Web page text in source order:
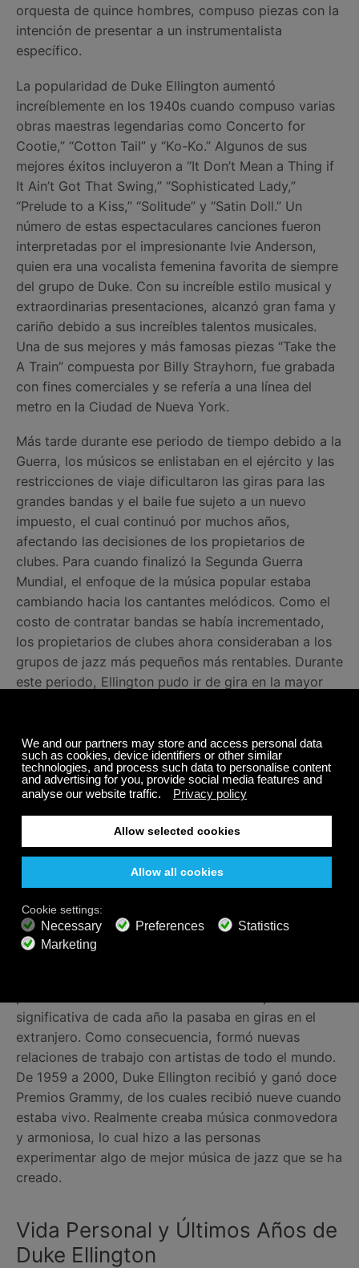
orquesta de quince hombres, compuso piezas con la
intención de presentar a un instrumentalista
específico.
La popularidad de Duke Ellington aumentó
increíblemente en los 1940s cuando compuso varias
obras maestras legendarias como Concerto for
Cootie,” “Cotton Tail” y “Ko-Ko.” Algunos de sus
mejores éxitos incluyeron a “It Don’t Mean a Thing if
It Ain’t Got That Swing,” “Sophisticated Lady,”
“Prelude to a Kiss,” “Solitude” y “Satin Doll.” Un
número de estas espectaculares canciones fueron
interpretadas por el impresionante Ivie Anderson,
quien era una vocalista femenina favorita de siempre
del grupo de Duke. Con su increíble estilo musical y
extraordinarias presentaciones, alcanzó gran fama y
cariño debido a sus increíbles talentos musicales.
Una de sus mejores y más famosas piezas “Take the
A Train” compuesta por Billy Strayhorn, fue grabada
con fines comerciales y se refería a una línea del
metro en la Ciudad de Nueva York.
Más tarde durante ese periodo de tiempo debido a la
Guerra, los músicos se enlistaban en el ejército y las
restricciones de viaje dificultaron las giras para las
grandes bandas y el baile fue sujeto a un nuevo
impuesto, el cual continuó por muchos años,
afectando las decisiones de los propietarios de
clubes. Para cuando finalizó la Segunda Guerra
Mundial, el enfoque de la música popular estaba
cambiando hacia los cantantes melódicos. Como el
costo de contratar bandas se había incrementado,
los propietarios de clubes ahora consideraban a los
grupos de jazz más pequeños más rentables. Durante
este periodo, Ellington pudo ir de gira en la mayor
de ochenta días. Luego a finales de los 1950s,
Ellington y Strayhorn comenzaron a trabajar en
música de banda sonora de películas, algunos de sus
trabajos incluyen “Anatomy of a Murder” y “Paris
Luego, a principios de los 1960s, Ellington aceptó
grabar con artistas que habían sido rivales amistosos
enfocaban en diferentes estilos. Durante este
periodo, grabó música de jazz increíble con varios
significativa de cada año la pasaba en giras en el
extranjero. Como consecuencia, formó nuevas
relaciones de trabajo con artistas de todo el mundo.
De 1959 a 2000, Duke Ellington recibió y ganó doce
Premios Grammy, de los cuales recibió nueve cuando
estaba vivo. Realmente creaba música conmovedora
y armoniosa, lo cual hizo a las personas
experimentar algo de mejor música de jazz que se ha
creado.
Vida Personal y Últimos Años de
Duke Ellington